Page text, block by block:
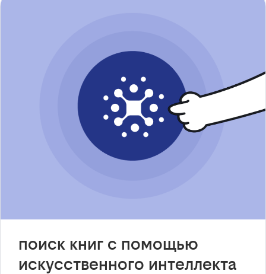
поиск книг с помощью
искусственного интеллекта